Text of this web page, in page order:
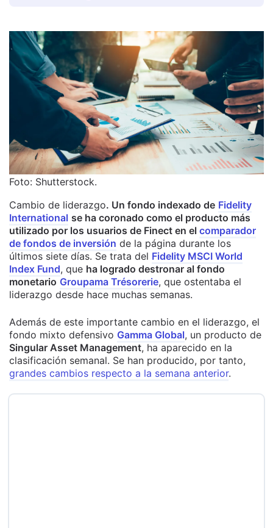
Foto: Shutterstock.
Cambio de liderazgo. Un fondo indexado de Fidelity
International se ha coronado como el producto más
utilizado por los usuarios de Finect en el comparador
de fondos de inversión de la página durante los
últimos siete días. Se trata del Fidelity MSCI World
Index Fund, que ha logrado destronar al fondo
monetario Groupama Trésorerie, que ostentaba el
liderazgo desde hace muchas semanas.
Además de este importante cambio en el liderazgo, el
fondo mixto defensivo Gamma Global, un producto de
Singular Asset Management, ha aparecido en la
clasificación semanal. Se han producido, por tanto,
grandes cambios respecto a la semana anterior.